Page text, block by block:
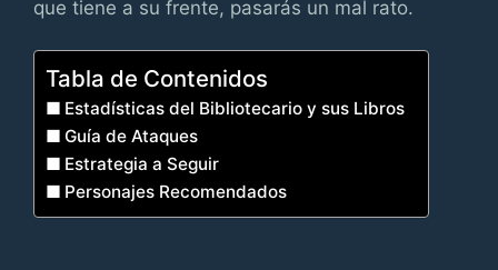
que tiene a su frente, pasarás un mal rato.
Tabla de Contenidos
Estadísticas del Bibliotecario y sus Libros
Guía de Ataques
Estrategia a Seguir
Personajes Recomendados